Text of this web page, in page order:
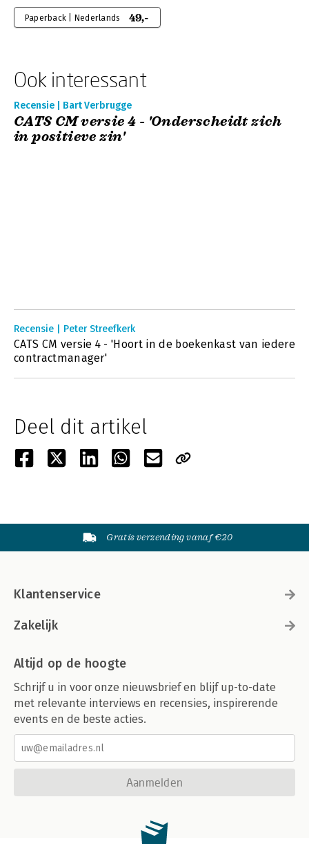
Paperback | Nederlands 49,-
Ook interessant
Recensie | Bart Verbrugge
CATS CM versie 4 - 'Onderscheidt zich
in positieve zin'
Recensie | Peter Streefkerk
CATS CM versie 4 - 'Hoort in de boekenkast van iedere
contractmanager'
Deel dit artikel
Gratis verzending vanaf €20
Klantenservice
Zakelijk
Altijd op de hoogte
Schrijf u in voor onze nieuwsbrief en blijf up-to-date
met relevante interviews en recensies, inspirerende
events en de beste acties.
Aanmelden